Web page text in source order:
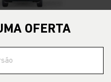
OFERTA